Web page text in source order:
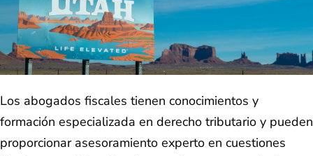
Los abogados fiscales tienen conocimientos y
formación especializada en derecho tributario y pueden
proporcionar asesoramiento experto en cuestiones